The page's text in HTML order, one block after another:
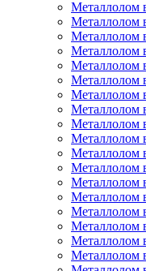
Металлолом
Металлолом
Металлолом
Металлолом
Металлолом
Металлолом
Металлолом
Металлолом
Металлолом
Металлолом
Металлолом
Металлолом
Металлолом
Металлолом
Металлолом
Металлолом
Металлолом
Металлолом